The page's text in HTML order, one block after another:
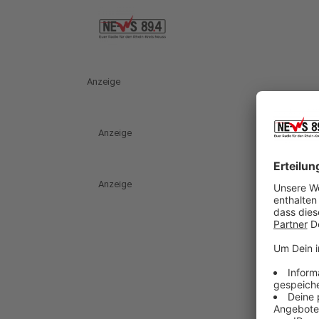
Anzeige
Anzeige
Anzeige